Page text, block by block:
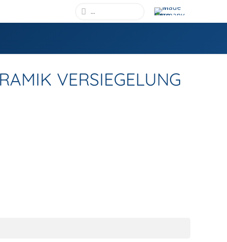
VERSIEGELUNG